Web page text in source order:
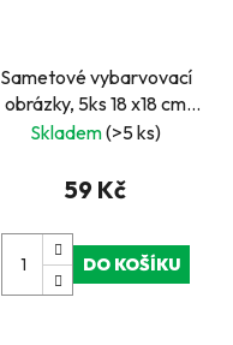
Sametové vybarvovací
obrázky, 5ks 18 x18 cm
fialová
Skladem(>5 ks)
59 Kč
DO KOŠÍKU